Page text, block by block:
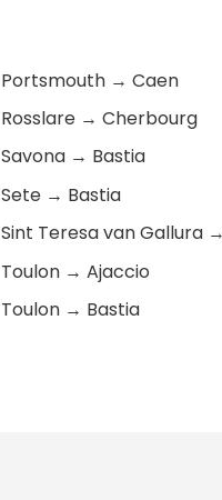
Portsmouth → Caen
Rosslare → Cherbourg
Savona → Bastia
Sete → Bastia
Sint Teresa van Gallura →
Toulon → Ajaccio
Toulon → Bastia